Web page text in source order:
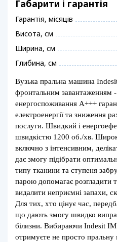
Габарити і гарантія
Гарантія, місяців
Висота, см
Ширина, см
Глибина, см
Вузька пральна машина
фронтальним завантаженням -
енергоспоживання A+++
електроенергії та зниження
послуги. Швидкий і
швидкістю 1200 об./хв.
включно з інтенсивним,
дає змогу підібрати
типу тканини та ступеня
парою допомагає розгладити
видалити неприємні запахи,
Для тих, хто цінує час,
що дають змогу швидко
білизни. Вибираючи Indesit
отримуєте не просто